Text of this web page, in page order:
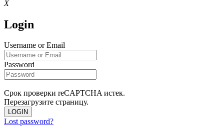
X
Login
Username or Email
Password
Срок проверки reCAPTCHA истек.
Перезагрузите страницу.
LOGIN
Lost password?